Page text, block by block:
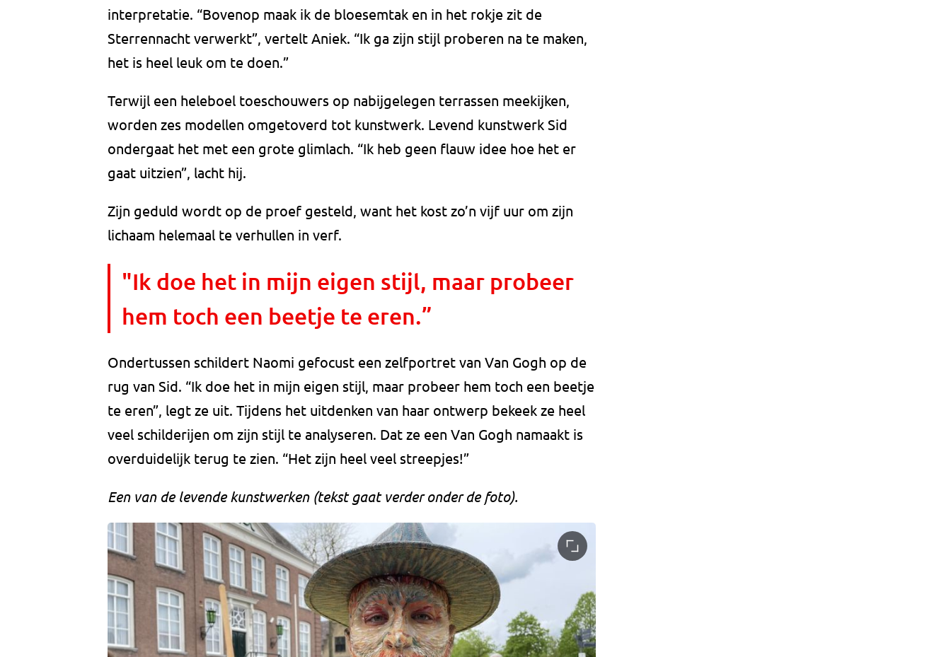
interpretatie. “Bovenop maak ik de bloesemtak en in het rokje zit de
Sterrennacht verwerkt”, vertelt Aniek. “Ik ga zijn stijl proberen na te maken,
het is heel leuk om te doen.”
Terwijl een heleboel toeschouwers op nabijgelegen terrassen meekijken,
worden zes modellen omgetoverd tot kunstwerk. Levend kunstwerk Sid
ondergaat het met een grote glimlach. “Ik heb geen flauw idee hoe het er
gaat uitzien”, lacht hij.
Zijn geduld wordt op de proef gesteld, want het kost zo’n vijf uur om zijn
lichaam helemaal te verhullen in verf.
"Ik doe het in mijn eigen stijl, maar probeer
hem toch een beetje te eren.”
Ondertussen schildert Naomi gefocust een zelfportret van Van Gogh op de
rug van Sid. “Ik doe het in mijn eigen stijl, maar probeer hem toch een beetje
te eren”, legt ze uit. Tijdens het uitdenken van haar ontwerp bekeek ze heel
veel schilderijen om zijn stijl te analyseren. Dat ze een Van Gogh namaakt is
overduidelijk terug te zien. “Het zijn heel veel streepjes!”
Een van de levende kunstwerken (tekst gaat verder onder de foto).